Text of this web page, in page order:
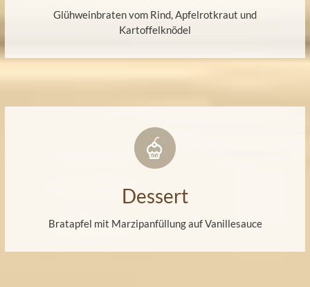
Glühweinbraten vom Rind, Apfelrotkraut und
Kartoffelknödel
Dessert
Bratapfel mit Marzipanfüllung auf Vanillesauce